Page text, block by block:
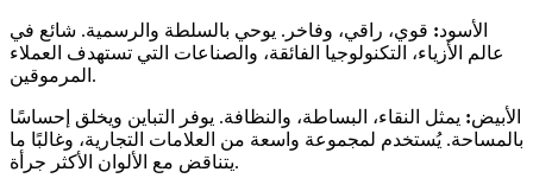
الأسود: قوي، راقي، وفاخر. يوحي بالسلطة والرسمية. شائع في
عالم الأزياء، التكنولوجيا الفائقة، والصناعات التي تستهدف العملاء
المرموقين.
الأبيض: يمثل النقاء، البساطة، والنظافة. يوفر التباين ويخلق إحساسًا
بالمساحة. يُستخدم لمجموعة واسعة من العلامات التجارية، وغالبًا ما
يتناقض مع الألوان الأكثر جرأة.